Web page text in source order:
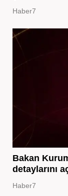
Haber7
Bakan
detaylarını
Haber7